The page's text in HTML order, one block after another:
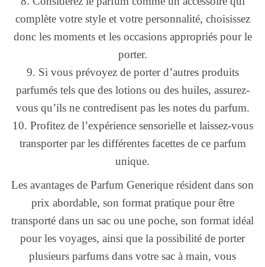
complète votre style et votre personnalité, choisissez
donc les moments et les occasions appropriés pour le
porter.
9. Si vous prévoyez de porter d’autres produits
parfumés tels que des lotions ou des huiles, assurez-
vous qu’ils ne contredisent pas les notes du parfum.
10. Profitez de l’expérience sensorielle et laissez-vous
transporter par les différentes facettes de ce parfum
unique.
Les avantages de Parfum Generique résident dans son
prix abordable, son format pratique pour être
transporté dans un sac ou une poche, son format idéal
pour les voyages, ainsi que la possibilité de porter
plusieurs parfums dans votre sac à main, vous